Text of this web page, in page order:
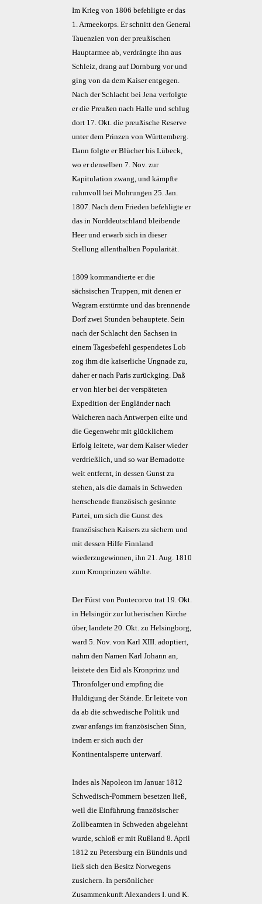
Im Krieg von 1806 befehligte er das
1. Armeekorps. Er schnitt den General
Tauenzien von der preußischen
Hauptarmee ab, verdrängte ihn aus
Schleiz, drang auf Dornburg vor und
ging von da dem Kaiser entgegen.
Nach der Schlacht bei Jena verfolgte
er die Preußen nach Halle und schlug
dort 17. Okt. die preußische Reserve
unter dem Prinzen von Württemberg.
Dann folgte er Blücher bis Lübeck,
wo er denselben 7. Nov. zur
Kapitulation zwang, und kämpfte
ruhmvoll bei Mohrungen 25. Jan.
1807. Nach dem Frieden befehligte er
das in Norddeutschland bleibende
Heer und erwarb sich in dieser
Stellung allenthalben Popularität.
1809 kommandierte er die
sächsischen Truppen, mit denen er
Wagram erstürmte und das brennende
Dorf zwei Stunden behauptete. Sein
nach der Schlacht den Sachsen in
einem Tagesbefehl gespendetes Lob
zog ihm die kaiserliche Ungnade zu,
daher er nach Paris zurückging. Daß
er von hier bei der verspäteten
Expedition der Engländer nach
Walcheren nach Antwerpen eilte und
die Gegenwehr mit glücklichem
Erfolg leitete, war dem Kaiser wieder
verdrießlich, und so war Bernadotte
weit entfernt, in dessen Gunst zu
stehen, als die damals in Schweden
herrschende französisch gesinnte
Partei, um sich die Gunst des
französischen Kaisers zu sichern und
mit dessen Hilfe Finnland
wiederzugewinnen, ihn 21. Aug. 1810
zum Kronprinzen wählte.
Der Fürst von Pontecorvo trat 19. Okt.
in Helsingör zur lutherischen Kirche
über, landete 20. Okt. zu Helsingborg,
ward 5. Nov. von Karl XIII. adoptiert,
nahm den Namen Karl Johann an,
leistete den Eid als Kronprinz und
Thronfolger und empfing die
Huldigung der Stände. Er leitete von
da ab die schwedische Politik und
zwar anfangs im französischen Sinn,
indem er sich auch der
Kontinentalsperre unterwarf.
Indes als Napoleon im Januar 1812
Schwedisch-Pommern besetzen ließ,
weil die Einführung französischer
Zollbeamten in Schweden abgelehnt
wurde, schloß er mit Rußland 8. April
1812 zu Petersburg ein Bündnis und
ließ sich den Besitz Norwegens
zusichern. In persönlicher
Zusammenkunft Alexanders I. und K.